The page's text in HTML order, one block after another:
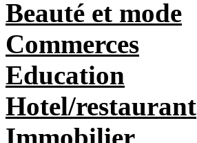
Beauté et mode
Commerces
Education
Hotel/restaurant
Immobilier